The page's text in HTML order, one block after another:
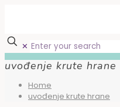
✕
uvođenje krute hrane
Home
uvođenje krute hrane